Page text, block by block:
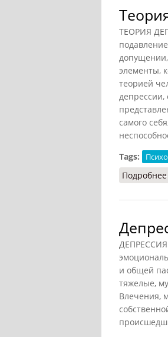
ТЕОРИЯ
элементы,
теорией
депрессии,
самого
Tags:
Подробнее
ДЕПРЕССИЯ
и общей
тяжелые,
Влечения,